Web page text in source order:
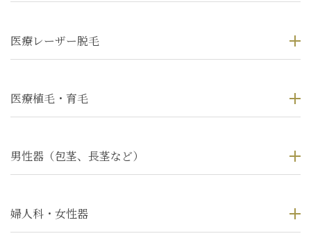
医療レーザー脱毛
医療植毛・育毛
男性器（包茎、長茎など）
婦人科・女性器